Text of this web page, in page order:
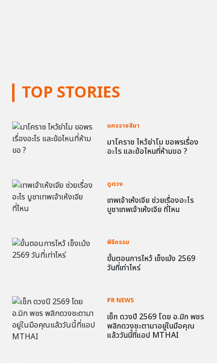
TOP STORIES
นครราชสีมา
มาโคราช ไหว้ย่าโม ขอพรเรื่อง
อะไร และข้อไหนที่ห้ามขอ ?
ดูดวง
เทพเจ้าเห้งเจีย ช่วยเรื่องอะไร
บูชาเทพเจ้าเห้งเจีย ที่ไหน
พิธีกรรม
ขั้นตอนการไหว้ เช็งเม้ง 2569
วันที่เท่าไหร่
PR NEWS
เช็ก ดวงปี 2569 โดย อ.มิก พชร
พลิกดวงชะตามาอยู่ในมือคุณ
แล้ววันนี้ที่แอป MTHAI